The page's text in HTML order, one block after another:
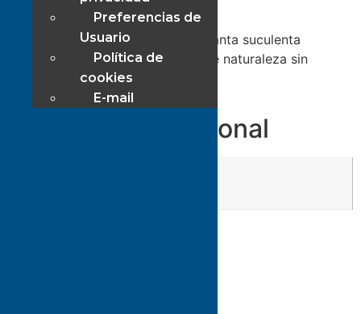
Artificial Planta Suculenta: Una planta suculenta
artificial que aportará un toque de naturaleza sin
necesidad de mantenimiento.
Información adicional
Preferencias de
Usuario
Política de
cookies
E-mail